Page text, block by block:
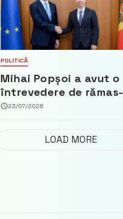
POLITICĂ
Mihai Popșoi a avut o
întrevedere de rămas-
bun cu ambasadorul
Fred Duijn
23/07/2026
LOAD MORE